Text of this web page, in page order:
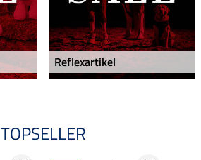
Reflexartikel
TOPSELLER